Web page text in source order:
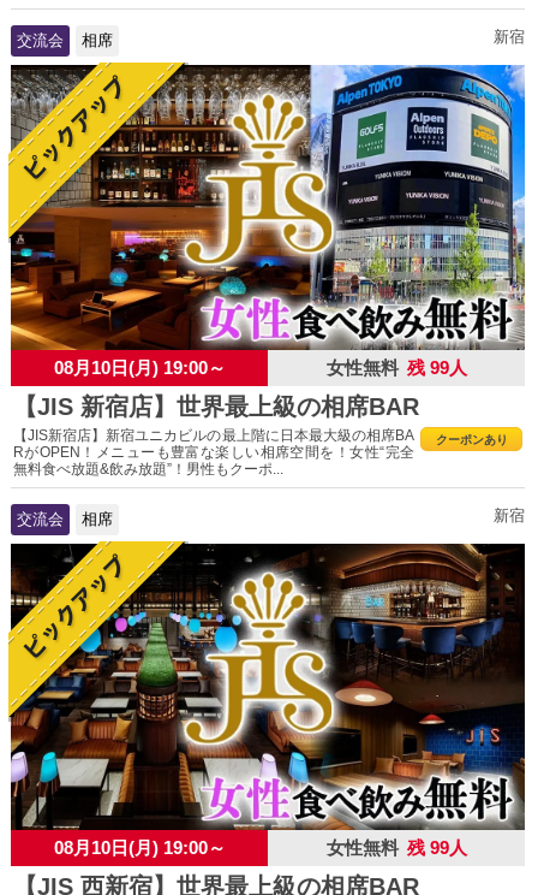
交流会 相席 新宿
08月10日(月) 19:00～ 女性無料 残 99人
【JIS 新宿店】世界最上級の相席BAR
クーポンあり
【JIS新宿店】新宿ユニカビルの最上階に日本最大級の相席BA
RがOPEN！メニューも豊富な楽しい相席空間を！女性“完全
無料食べ放題&飲み放題”！男性もクーポ...
交流会 相席 新宿
08月10日(月) 19:00～ 女性無料 残 99人
【JIS 西新宿】世界最上級の相席BAR